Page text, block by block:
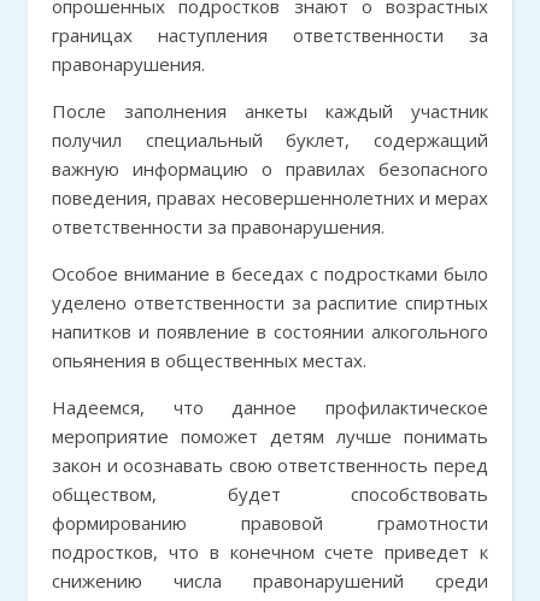
опрошенных подростков знают о возрастных
границах наступления ответственности за
правонарушения.
После заполнения анкеты каждый участник
получил специальный буклет, содержащий
важную информацию о правилах безопасного
поведения, правах несовершеннолетних и мерах
ответственности за правонарушения.
Особое внимание в беседах с подростками было
уделено ответственности за распитие спиртных
напитков и появление в состоянии алкогольного
опьянения в общественных местах.
Надеемся, что данное профилактическое
мероприятие поможет детям лучше понимать
закон и осознавать свою ответственность перед
обществом, будет способствовать
формированию правовой грамотности
подростков, что в конечном счете приведет к
снижению числа правонарушений среди